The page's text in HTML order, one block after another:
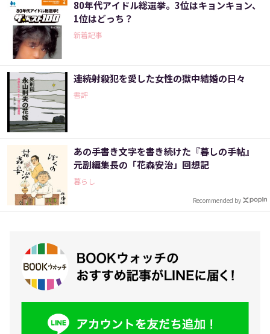
80年代アイドル総選挙。3位はキョンキョン、
1位はどっち？
新着記事
連続射殺犯を愛した女性の獄中結婚の日々
書評
あの手書き文字を書き続けた『暮しの手帖』
元副編集長の「花森安治」回想記
暮らし
Recommended by